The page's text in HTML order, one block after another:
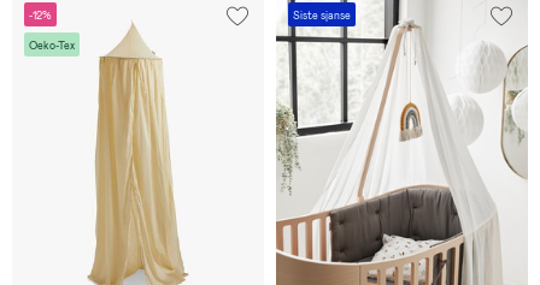
-12%
Oeko-Tex
Siste sjanse